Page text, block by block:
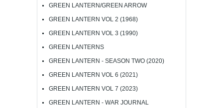
GREEN LANTERN/GREEN ARROW
GREEN LANTERN VOL 2 (1968)
GREEN LANTERN VOL 3 (1990)
GREEN LANTERNS
GREEN LANTERN - SEASON TWO (2020)
GREEN LANTERN VOL 6 (2021)
GREEN LANTERN VOL 7 (2023)
GREEN LANTERN - WAR JOURNAL